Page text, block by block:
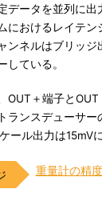
データを並列に出
におけるレイテン
ンネルはブリッジ
している。
OUT＋端子と
ランスデューサ
ール出力は15mVに
重量計の精